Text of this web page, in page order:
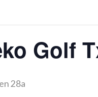
Golf
28a